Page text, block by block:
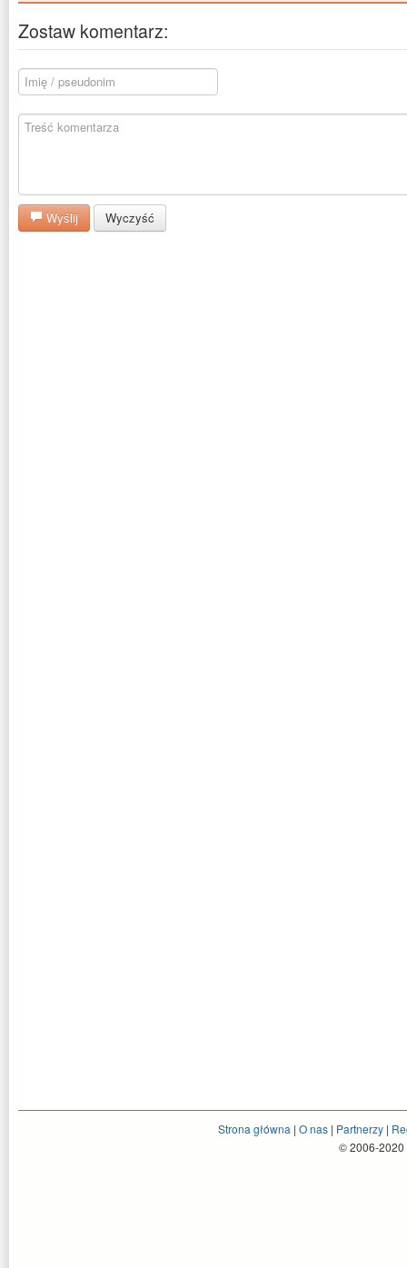
Zostaw komentarz:
Wyślij Wyczyść
Strona główna | O nas| Partnerzy|
© 2006-2020